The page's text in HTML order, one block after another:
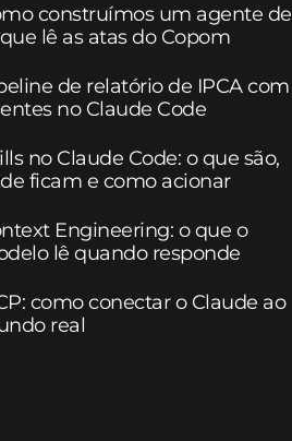
construímos um agente de
lê as atas do Copom
de relatório de IPCA com
no Claude Code
no Claude Code: o que são,
ficam e como acionar
Engineering: o que o
lê quando responde
como conectar o Claude ao
real